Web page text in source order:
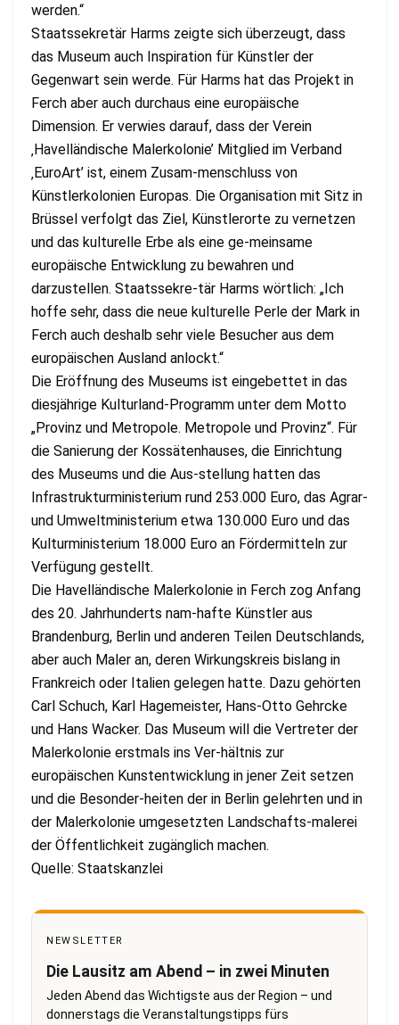
werden.“
Staatssekretär Harms zeigte sich überzeugt, dass
das Museum auch Inspiration für Künstler der
Gegenwart sein werde. Für Harms hat das Projekt in
Ferch aber auch durchaus eine europäische
Dimension. Er verwies darauf, dass der Verein
‚Havelländische Malerkolonie’ Mitglied im Verband
‚EuroArt’ ist, einem Zusam-menschluss von
Künstlerkolonien Europas. Die Organisation mit Sitz in
Brüssel verfolgt das Ziel, Künstlerorte zu vernetzen
und das kulturelle Erbe als eine ge-meinsame
europäische Entwicklung zu bewahren und
darzustellen. Staatssekre-tär Harms wörtlich: „Ich
hoffe sehr, dass die neue kulturelle Perle der Mark in
Ferch auch deshalb sehr viele Besucher aus dem
europäischen Ausland anlockt.“
Die Eröffnung des Museums ist eingebettet in das
diesjährige Kulturland-Programm unter dem Motto
„Provinz und Metropole. Metropole und Provinz“. Für
die Sanierung der Kossätenhauses, die Einrichtung
des Museums und die Aus-stellung hatten das
Infrastrukturministerium rund 253.000 Euro, das Agrar-
und Umweltministerium etwa 130.000 Euro und das
Kulturministerium 18.000 Euro an Fördermitteln zur
Verfügung gestellt.
Die Havelländische Malerkolonie in Ferch zog Anfang
des 20. Jahrhunderts nam-hafte Künstler aus
Brandenburg, Berlin und anderen Teilen Deutschlands,
aber auch Maler an, deren Wirkungskreis bislang in
Frankreich oder Italien gelegen hatte. Dazu gehörten
Carl Schuch, Karl Hagemeister, Hans-Otto Gehrcke
und Hans Wacker. Das Museum will die Vertreter der
Malerkolonie erstmals ins Ver-hältnis zur
europäischen Kunstentwicklung in jener Zeit setzen
und die Besonder-heiten der in Berlin gelehrten und in
der Malerkolonie umgesetzten Landschafts-malerei
der Öffentlichkeit zugänglich machen.
Quelle: Staatskanzlei
NEWSLETTER
Die Lausitz am Abend – in zwei Minuten
Jeden Abend das Wichtigste aus der Region – und
donnerstags die Veranstaltungstipps fürs